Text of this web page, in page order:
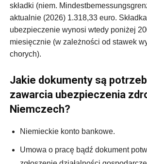
składki (niem.
aktualnie (2026) 1.318,33 euro.
ubezpieczenie wynosi wtedy poniżej
miesięcznie (w zależności od stawek
chorych).
Jakie dokumenty są
zawarcia ubezpieczenia
Niemczech?
Niemieckie konto bankowe.
Umowa o pracę bądź dokument